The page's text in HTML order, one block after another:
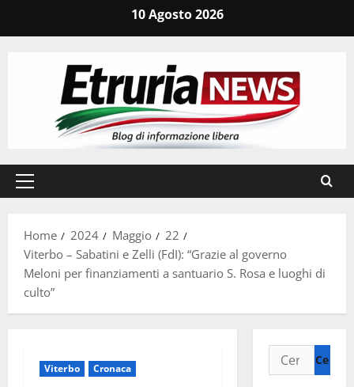
10 Agosto 2026
Menu
Home
2024 Maggio
22
Viterbo – Sabatini e Zelli (FdI): “Grazie al governo
Meloni per finanziamenti a santuario S. Rosa e luoghi di
culto”
Viterbo Cronaca
Ricerca
per: